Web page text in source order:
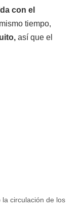
con el
tiempo,
así que el
circulación de los